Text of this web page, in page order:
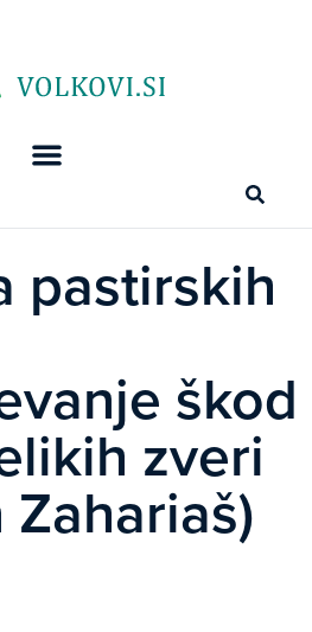
pastirskih
škod
zveri